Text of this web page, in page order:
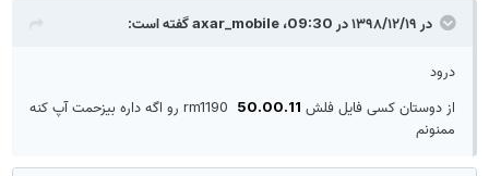
در ۱۳۹۸/۱۲/۱۹ در 09:30، axar_mobileگفته است:
درود
از دوستان کسی فایل فلش 50.00.11
rm1190 رو اگه داره بیزحمت آپ کنه
ممنونم